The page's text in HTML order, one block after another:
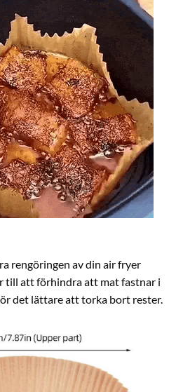
rengöringen av din air fryer
till att förhindra att mat fastnar i
det lättare att torka bort rester.